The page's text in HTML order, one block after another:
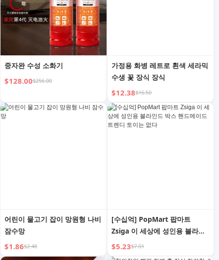
중자완 수성 소화기
$128.00$256.00
가정용 화병 레트로 흰색 세라믹
수생 꽃 장식 장식
$12.38$16.50
어린이 물고기 잡이 망원형 나비
잠수망
$1.86$2.48
[수십억] PopMart 팝마트
Zsiga 이 세상에 성인용 블라인
드 박스 핸드메이드 트렌디 토이
는 없다
$5.23$7.01